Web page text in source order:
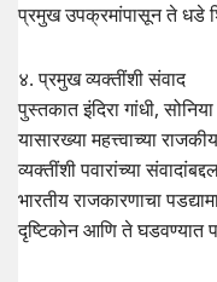
प्रमुख उपक्रमांपासून ते धडे
४. प्रमुख व्यक्तींशी संवाद
पुस्तकात इंदिरा गांधी,
यासारख्या महत्त्वाच्या राजकीय
व्यक्तींशी पवारांच्या
भारतीय राजकारणाचा
दृष्टिकोन आणि ते घडवण्यात